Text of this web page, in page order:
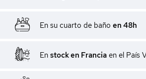
En su cuarto de baño en 48h
En stock en Francia en el País